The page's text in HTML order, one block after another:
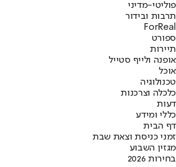
פוליטי-מדיני
תרבות ובידור
ForReal
ספורט
תיירות
אופנה ולייף סטייל
אוכל
טכנולוגיה
כלכלה וצרכנות
דעות
כללי ומידע
דף הבית
זמני כניסת וצאת שבת
מגזין השבוע
בחירות 2026